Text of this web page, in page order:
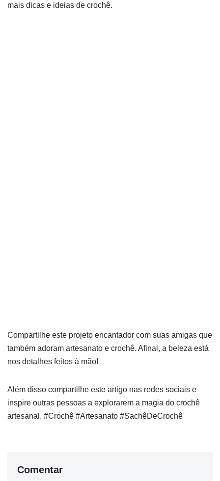
mais dicas e ideias de crochê.
Compartilhe este projeto encantador com suas amigas que
também adoram artesanato e crochê. Afinal, a beleza está
nos detalhes feitos à mão!
Além disso compartilhe este artigo nas redes sociais e
inspire outras pessoas a explorarem a magia do crochê
artesanal. #Crochê #Artesanato #SachêDeCrochê
Comentar